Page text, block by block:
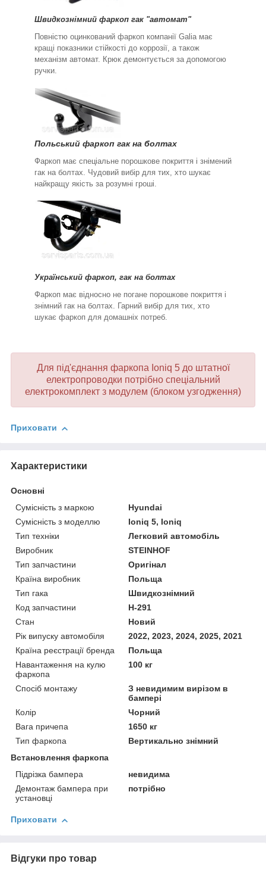
Швидкознімний фаркоп гак "автомат"
Повністю оцинкований фаркоп компанії Galia має
кращі показники стійкості до коррозії, а також
механізм автомат. Крюк демонтується за допомогою
ручки.
Польський фаркоп гак на болтах
Фаркоп має спеціальне порошкове покриття і знімений
гак на болтах. Чудовий вибір для тих, хто шукає
найкращу якість за розумні гроші.
Український фаркоп, гак на болтах
Фаркоп має відносно не погане порошкове покриття і
знімний гак на болтах. Гарний вибір для тих, хто
шукає фаркоп для домашніх потреб.
Для під'єднання фаркопа Ioniq 5до штатної
електропроводки потрібно спеціальний
електрокомплект з модулем (блоком узгодження)
Приховати
Характеристики
Основні
Сумісність з маркою
Hyundai
Сумісність з моделлю
Ioniq 5, Ioniq
Тип техніки
Легковий автомобіль
Виробник
STEINHOF
Тип запчастини
Оригінал
Країна виробник
Польща
Тип гака
Швидкознімний
Код запчастини
H-291
Стан
Новий
Рік випуску автомобіля
2022, 2023, 2024, 2025, 2021
Країна реєстрації бренда
Польща
Навантаження на кулю
фаркопа
100 кг
Спосіб монтажу
З невидимим вирізом в
бампері
Колір
Чорний
Вага причепа
1650 кг
Тип фаркопа
Вертикально знімний
Встановлення фаркопа
Підрізка бампера
невидима
Демонтаж бампера при
установці
потрібно
Приховати
Відгуки про товар